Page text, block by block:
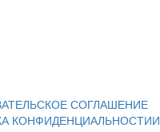
СОГЛАШЕНИЕ
КОНФИДЕНЦИАЛЬНОСТИИ